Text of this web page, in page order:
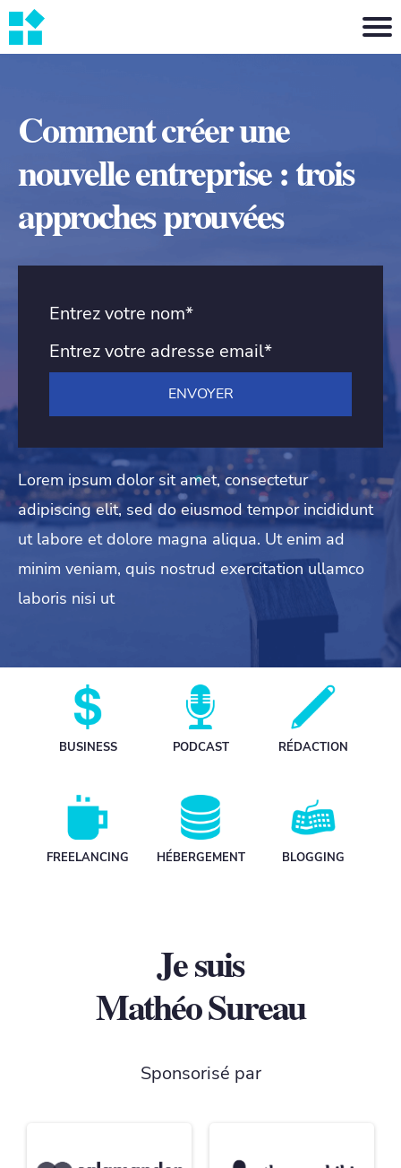
Comment créer une
nouvelle entreprise : trois
approches prouvées
Entrez votre nom*
Entrez votre adresse email*
ENVOYER
Lorem ipsum dolor sit amet, consectetur
adipiscing elit, sed do eiusmod tempor incididunt
ut labore et dolore magna aliqua. Ut enim ad
minim veniam, quis nostrud exercitation ullamco
laboris nisi ut
BUSINESS PODCAST RÉDACTION
FREELANCING HÉBERGEMENT BLOGGING
Je suis
Mathéo Sureau
Sponsorisé par